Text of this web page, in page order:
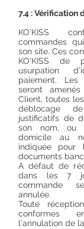
7.4 : Vérification
KO'KISS
commandes
son site. Ces
KO'KISS de
usurpation
paiement. Les
seront
Client, toutes
déblocage
justificatifs de
son nom, ou
domicile au
indiquée pour
documents
A défaut de
dans les 7
commande
annulée.
Toute
conformes
l'annulation de